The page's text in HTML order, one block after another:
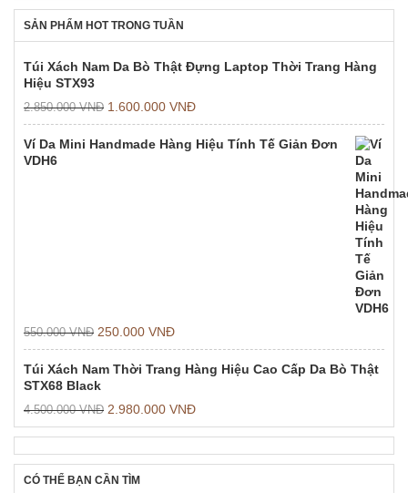
SẢN PHẨM HOT TRONG TUẦN
Túi Xách Nam Da Bò Thật Đựng Laptop Thời Trang Hàng
Hiệu STX93
2.850.000VNĐ 1.600.000 VNĐ
Ví Da Mini Handmade Hàng Hiệu Tính Tế Giản Đơn
VDH6
550.000VNĐ 250.000 VNĐ
Túi Xách Nam Thời Trang Hàng Hiệu Cao Cấp Da Bò Thật
STX68 Black
4.500.000VNĐ 2.980.000 VNĐ
CÓ THỂ BẠN CẦN TÌM